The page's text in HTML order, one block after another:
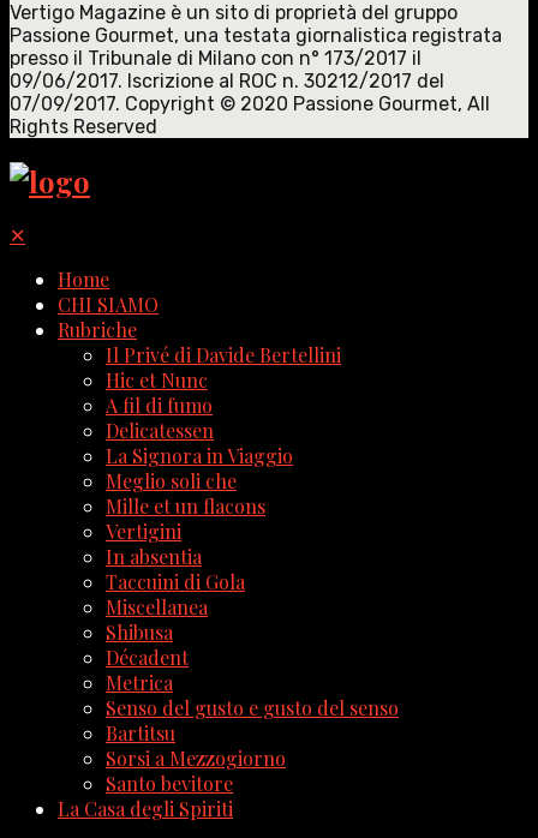
Vertigo Magazine è un sito di proprietà del gruppo
Passione Gourmet, una testata giornalistica registrata
presso il Tribunale di Milano con n° 173/2017 il
09/06/2017. Iscrizione al ROC n. 30212/2017 del
07/09/2017. Copyright © 2020 Passione Gourmet, All
Rights Reserved
✕
Home
CHI SIAMO
Rubriche
Il Privé di Davide Bertellini
Hic et Nunc
A fil di fumo
Delicatessen
La Signora in Viaggio
Meglio soli che
Mille et un flacons
Vertigini
In absentia
Taccuini di Gola
Miscellanea
Shibusa
Décadent
Metrica
Senso del gusto e gusto del senso
Bartitsu
Sorsi a Mezzogiorno
Santo bevitore
La Casa degli Spiriti